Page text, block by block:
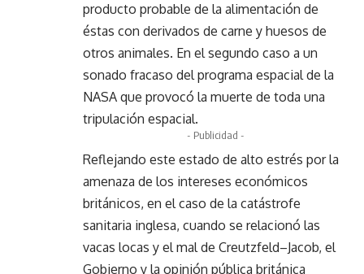
producto probable de la alimentación de
éstas con derivados de carne y huesos de
otros animales. En el segundo caso a un
sonado fracaso del programa espacial de la
NASA que provocó la muerte de toda una
tripulación espacial.
- Publicidad -
Reflejando este estado de alto estrés por la
amenaza de los intereses económicos
británicos, en el caso de la catástrofe
sanitaria inglesa, cuando se relacionó las
vacas locas y el mal de Creutzfeld–Jacob, el
Gobierno y la opinión pública británica